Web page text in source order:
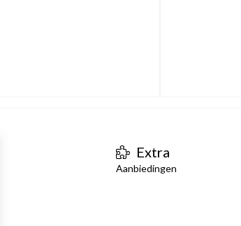
Extra
Aanbiedingen